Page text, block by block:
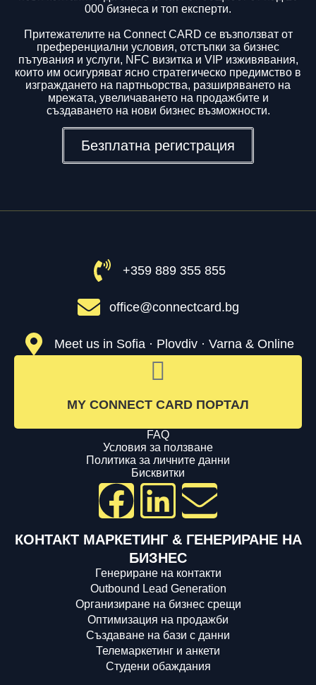
000 бизнеса и топ експерти.
Притежателите на Connect CARD се възползват от
преференциални условия, отстъпки за бизнес
пътувания и услуги, NFC визитка и VIP изживявания,
които им осигуряват ясно стратегическо предимство в
изграждането на партньорства, разширяването на
мрежата, увеличаването на продажбите и
създаването на нови бизнес възможности.
Безплатна регистрация
+359 889 355 855
office@connectcard.bg
Meet us in Sofia · Plovdiv · Varna & Online
MY CONNECT CARD ПОРТАЛ
FAQ
Условия за ползване
Политика за личните данни
Бисквитки
КОНТАКТ МАРКЕТИНГ & ГЕНЕРИРАНЕ НА
БИЗНЕС
Генериране на контакти
Outbound Lead Generation
Организиране на бизнес срещи
Оптимизация на продажби
Създаване на бази с данни
Телемаркетинг и анкети
Студени обаждания